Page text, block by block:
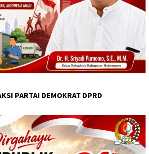
PARTAI DEMOKRAT DPRD